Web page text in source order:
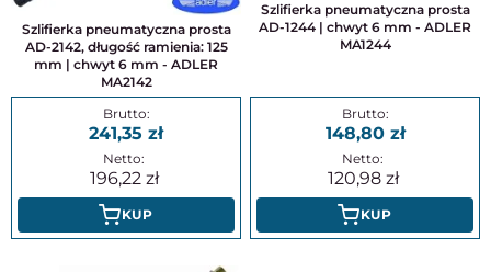
Szlifierka pneumatyczna prosta
AD-2142, długość ramienia: 125
mm | chwyt 6 mm - ADLER
MA2142
241,35
196,22
KUP
Szlifierka pneumatyczna prosta
AD-1244 | chwyt 6 mm - ADLER
MA1244
148,80
120,98
KUP